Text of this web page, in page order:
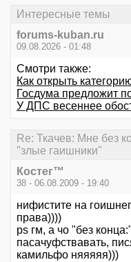
Интересные темы
forums-kuban.ru
09.08.2026 - 01:48
Смотри также:
Как открыть
Госдума предложит
У ДПС весеннее
Re: Ткачев: Мне без
"злые гаишники"
Костег™
38 - 06.08.2009 - 19:40
нифистите на
права))))
ps гм, а чо "без
пасачуфствавать,
камильфо няяяяя)))